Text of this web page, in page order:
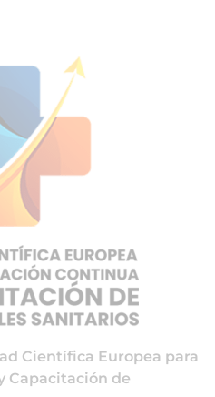
Científica Europea para
Capacitación de